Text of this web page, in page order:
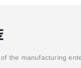
the manufacturing